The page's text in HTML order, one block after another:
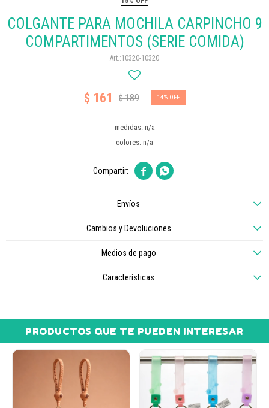
COLGANTE PARA MOCHILA CARPINCHO 9
COMPARTIMENTOS (SERIE COMIDA)
10320-10320
$ 161 $189 14
medidas: n/a
colores: n/a
 
Envíos
Cambios y Devoluciones
Medios de pago
Características
PRODUCTOS QUE TE PUEDEN INTERESAR